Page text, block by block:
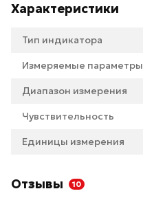
Характеристики
Тип индикатора
Измеряемые параметры
Диапазон измерения
Чувствительность
Единицы измерения
Отзывы 10